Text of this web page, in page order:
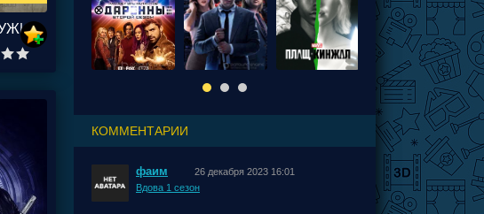
СМЕРТЕЛЬНОЕ ОРУЖИЕ 1,2,3 СЕЗОН
КОММЕНТАРИИ
фаим
26 декабря 2023 16:01
Вдова 1 сезон